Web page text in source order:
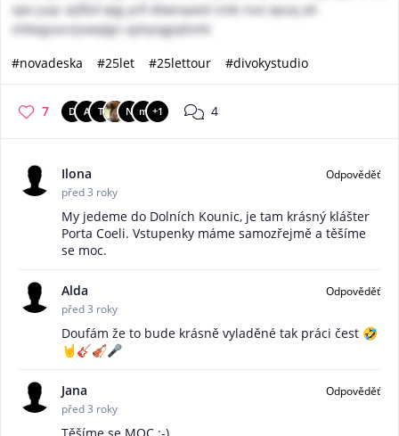
vpe juqr aijfbd wjg ycfi dtwnqxed cmb nvo opuq ah
nhkegsocnjswqlgn ayhyiqgiqhmti
#novadeska
#25let #25lettour #divokystudio
7 D A T N m +1 4
Ilona
Odpověděť
před 3 roky
My jedeme do Dolních Kounic, je tam krásný klášter
Porta Coeli. Vstupenky máme samozřejmě a těšíme
se moc.
Alda
Odpověděť
před 3 roky
Doufám že to bude krásně vyladěné tak práci čest 🤣
🤘🎸🎻🎤
Jana
Odpověděť
před 3 roky